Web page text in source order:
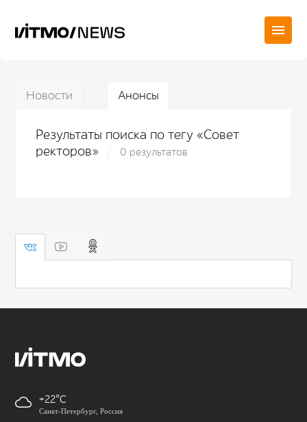
Новости Анонсы
Результаты поиска по тегу «Совет
ректоров»
0 результатов
+22
Санкт-Петербург, Россия